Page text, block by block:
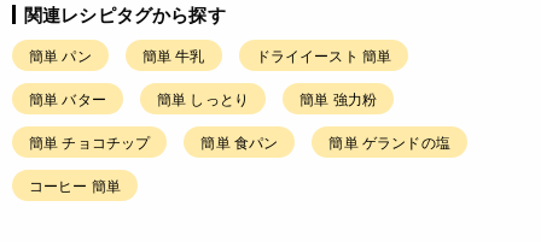
関連レシピタグから探す
簡単 パン 簡単 牛乳 ドライイースト 簡単
簡単 バター 簡単 しっとり 簡単 強力粉
簡単 チョコチップ 簡単 食パン 簡単 ゲランドの塩
コーヒー 簡単